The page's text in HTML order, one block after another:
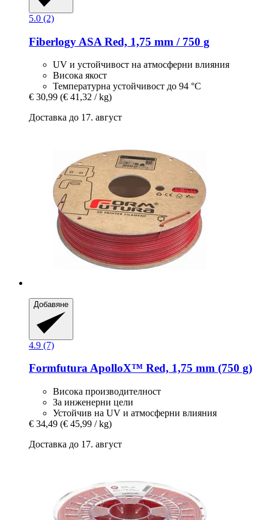
5.0 (2)
Fiberlogy ASA Red, 1,75 mm / 750 g
UV и устойчивост на атмосферни влияния
Висока якост
Температурна устойчивост до 94 °C
€ 30,99 (€ 41,32 / kg)
Доставка до 17. август
Добавяне
4.9 (7)
FormfuturaApolloX™ Red, 1,75 mm (750 g)
Висока производителност
За инженерни цели
Устойчив на UV и атмосферни влияния
€ 34,49 (€ 45,99 / kg)
Доставка до 17. август